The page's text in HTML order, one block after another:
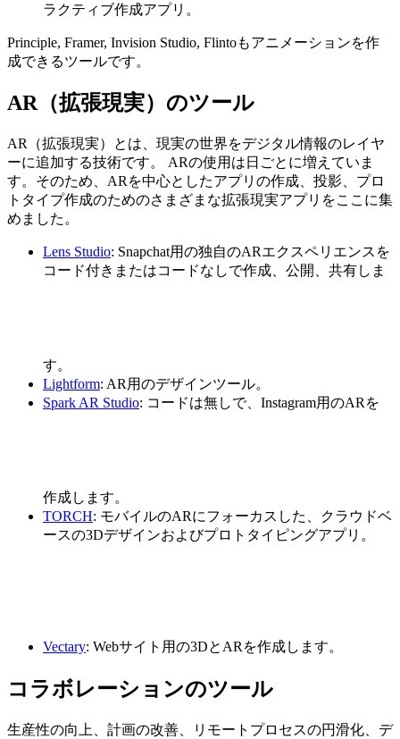
ラクティブ作成アプリ。
Principle, Framer, Invision Studio, Flintoもアニメーションを作
成できるツールです。
AR（拡張現実）のツール
AR（拡張現実）とは、現実の世界をデジタル情報のレイヤ
ーに追加する技術です。 ARの使用は日ごとに増えていま
す。そのため、ARを中心としたアプリの作成、投影、プロ
トタイプ作成のためのさまざまな拡張現実アプリをここに集
めました。
Lens Studio: Snapchat用の独自のARエクスペリエンスを
コード付きまたはコードなしで作成、公開、共有しま
す。
Lightform: AR用のデザインツール。
Spark AR Studio: コードは無しで、Instagram用のARを
作成します。
TORCH: モバイルのARにフォーカスした、クラウドベ
ースの3Dデザインおよびプロトタイピングアプリ。
Vectary: Webサイト用の3DとARを作成します。
コラボレーションのツール
生産性の向上、計画の改善、リモートプロセスの円滑化、デ